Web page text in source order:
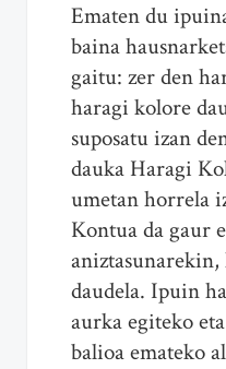
Ematen du
baina
gaitu: zer den
haragi kolore
suposatu izan
dauka Haragi
umetan horrela
Kontua da gaur
daudela. Ipuin
aurka egiteko
balioa emateko